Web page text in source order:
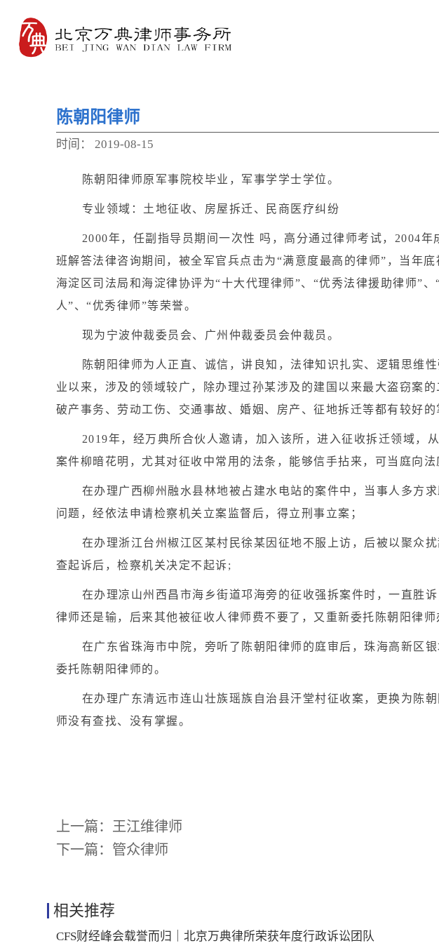
陈朝阳律师
时间： 2019-08-15
陈朝阳律师原军事院校毕业，军事学学士学位。
专业领域：土地征收、房屋拆迁、民商医疗纠纷
2000年，任副指导员期间一次性 吗，高分通过律师考试，2004
班解答法律咨询期间，被全军官兵点击为“满意度最高的律师”，当年
海淀区司法局和海淀律协评为“十大代理律师”、“优秀法律援助律师”
人”、“优秀律师”等荣誉。
现为宁波仲裁委员会、广州仲裁委员会仲裁员。
陈朝阳律师为人正直、诚信，讲良知，法律知识扎实、逻辑思维
业以来，涉及的领域较广，除办理过孙某涉及的建国以来最大盗窃案
破产事务、劳动工伤、交通事故、婚姻、房产、征地拆迁等都有较好的
2019年，经万典所合伙人邀请，加入该所，进入征收拆迁领域，
案件柳暗花明，尤其对征收中常用的法条，能够信手拈来，可当庭向法
在办理广西柳州融水县林地被占建水电站的案件中，当事人多方
问题，经依法申请检察机关立案监督后，得立刑事立案；
在办理浙江台州椒江区某村民徐某因征地不服上访，后被以聚众
查起诉后，检察机关决定不起诉;
在办理凉山州西昌市海乡街道邛海旁的征收强拆案件时，一直胜
律师还是输，后来其他被征收人律师费不要了，又重新委托陈朝阳律师
在广东省珠海市中院，旁听了陈朝阳律师的庭审后，珠海高新区
委托陈朝阳律师的。
在办理广东清远市连山壮族瑶族自治县汗堂村征收案，更换为陈
师没有查找、没有掌握。
上一篇：
王江维律师
下一篇： 管众律师
相关推荐
CFS财经峰会载誉而归｜北京万典律所荣获年度行政诉讼团队